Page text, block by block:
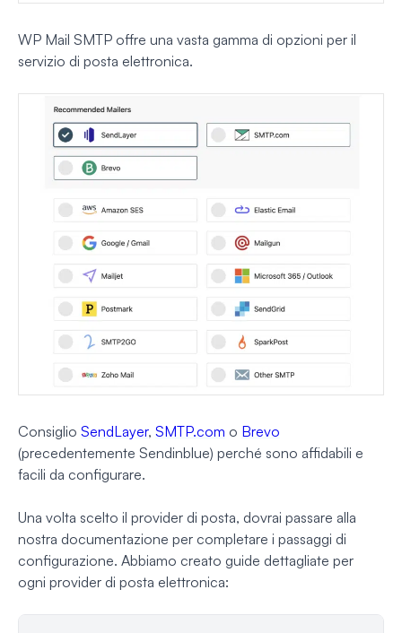
WP Mail SMTP offre una vasta gamma di opzioni per il
servizio di posta elettronica.
Consiglio SendLayer, SMTP.com o Brevo
(precedentemente Sendinblue) perché sono affidabili e
facili da configurare.
Una volta scelto il provider di posta, dovrai passare alla
nostra documentazione per completare i passaggi di
configurazione. Abbiamo creato guide dettagliate per
ogni provider di posta elettronica: